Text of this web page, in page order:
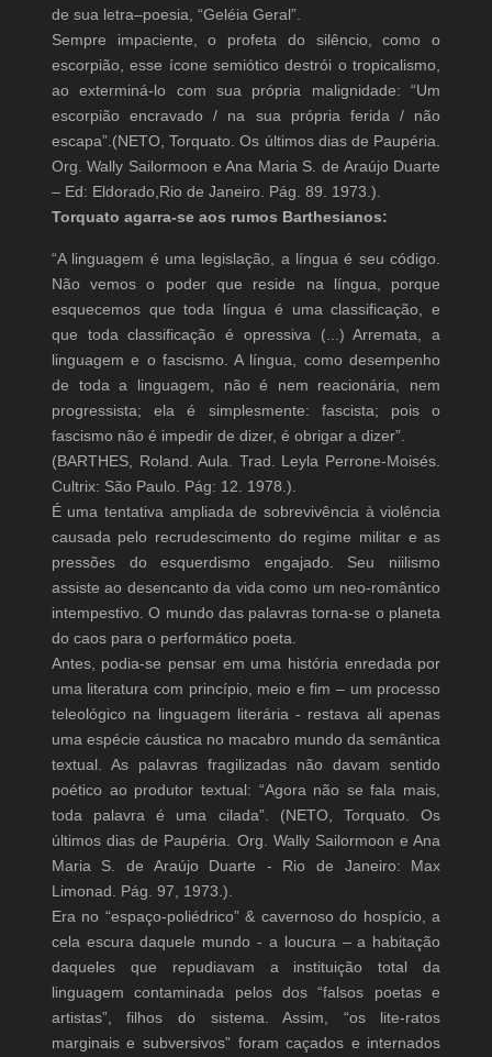
de sua letra–poesia, “Geléia Geral”.
Sempre impaciente, o profeta do silêncio, como o
escorpião, esse ícone semiótico destrói o tropicalismo,
ao exterminá-lo com sua própria malignidade: “Um
escorpião encravado / na sua própria ferida / não
escapa”.(NETO, Torquato. Os últimos dias de Paupéria.
Org. Wally Sailormoon e Ana Maria S. de Araújo Duarte
– Ed: Eldorado,Rio de Janeiro. Pág. 89. 1973.).
Torquato agarra-se aos rumos Barthesianos:
“A linguagem é uma legislação, a língua é seu código.
Não vemos o poder que reside na língua, porque
esquecemos que toda língua é uma classificação, e
que toda classificação é opressiva (...) Arremata, a
linguagem e o fascismo. A língua, como desempenho
de toda a linguagem, não é nem reacionária, nem
progressista; ela é simplesmente: fascista; pois o
fascismo não é impedir de dizer, é obrigar a dizer”.
(BARTHES, Roland. Aula. Trad. Leyla Perrone-Moisés.
Cultrix: São Paulo. Pág: 12. 1978.).
É uma tentativa ampliada de sobrevivência à violência
causada pelo recrudescimento do regime militar e as
pressões do esquerdismo engajado. Seu niilismo
assiste ao desencanto da vida como um neo-romântico
intempestivo. O mundo das palavras torna-se o planeta
do caos para o performático poeta.
Antes, podia-se pensar em uma história enredada por
uma literatura com princípio, meio e fim – um processo
teleológico na linguagem literária - restava ali apenas
uma espécie cáustica no macabro mundo da semântica
textual. As palavras fragilizadas não davam sentido
poético ao produtor textual: “Agora não se fala mais,
toda palavra é uma cilada”. (NETO, Torquato. Os
últimos dias de Paupéria. Org. Wally Sailormoon e Ana
Maria S. de Araújo Duarte - Rio de Janeiro: Max
Limonad. Pág. 97, 1973.).
Era no “espaço-poliédrico” & cavernoso do hospício, a
cela escura daquele mundo - a loucura – a habitação
daqueles que repudiavam a instituição total da
linguagem contaminada pelos dos “falsos poetas e
artistas”, filhos do sistema. Assim, “os lite-ratos
marginais e subversivos” foram caçados e internados